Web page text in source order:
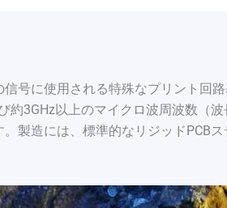
号に使用される特殊なプリント回
約3GHz以上のマイクロ波周波数（
製造には、標準的なリジッドPCB